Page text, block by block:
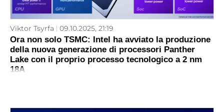
Viktor Tsyrfa 09.10.2025, 21:19
Ora non solo TSMC: Intel ha avviato la produzione
della nuova generazione di processori Panther
Lake con il proprio processo tecnologico a 2 nm
18A